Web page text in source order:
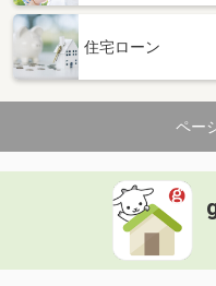
住宅ローン
ペー